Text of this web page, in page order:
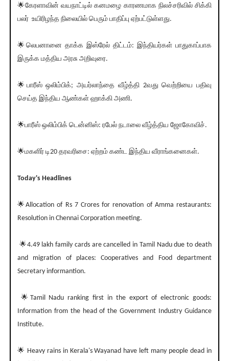
🌟கேரளாவின் வயநாட்டில் கனமழை காரணமாக நிலச்சரிவில் சிக்கி
பலர் உயிரிழந்த நிலையில் பெரும் பாதிப்பு ஏற்பட்டுள்ளது.
🌟லெபனானை தாக்க இஸ்ரேல் திட்டம்: இந்தியர்கள் பாதுகாப்பாக
இருக்க மத்திய அரசு அறிவுரை.
🌟பாரீஸ் ஒலிம்பிக்; அயர்லாந்தை வீழ்த்தி 2வது வெற்றியை பதிவு
செய்த இந்திய ஆண்கள் ஹாக்கி அணி.
🌟பாரீஸ் ஒலிம்பிக் டென்னிஸ்: ரபேல் நடாலை வீழ்த்திய ஜோகோவிச்.
🌟மகளிர் டி20 தரவரிசை: ஏற்றம் கண்ட இந்திய வீராங்கனைகள்.
Today's Headlines
🌟Allocation of Rs 7 Crores for renovation of Amma restaurants:
Resolution in Chennai Corporation meeting.
🌟4.49 lakh family cards are cancelled in Tamil Nadu due to death
and migration of places: Cooperatives and Food department
Secretary informantion.
🌟Tamil Nadu ranking first in the export of electronic goods:
Information from the head of the Government Industry Guidance
Institute.
🌟 Heavy rains in Kerala's Wayanad have left many people dead in